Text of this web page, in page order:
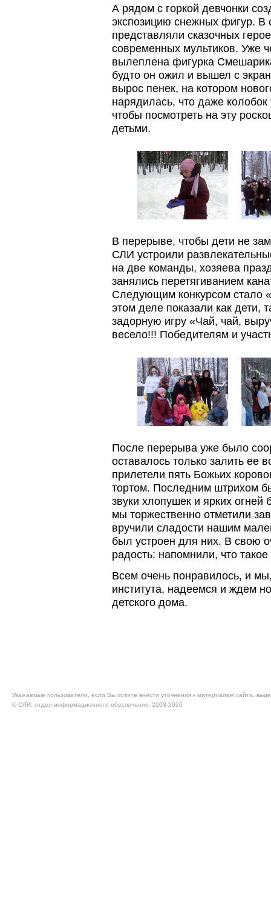
А рядом с горкой девчонки
экспозицию снежных фигур. В
представляли сказочных
современных мультиков. Уже
вылеплена фигурка
будто он ожил и вышел с
вырос пенек, на котором
нарядилась, что даже
чтобы посмотреть на эту
детьми.
В перерыве, чтобы дети не
СЛИ устроили
на две команды, хозяева
занялись перетягиванием
Следующим конкурсом стало
этом деле показали как дети,
задорную игру «Чай, чай,
весело!!! Победителям и
После перерыва уже было
оставалось только залить ее
прилетели пять Божьих
тортом. Последним штрихом
звуки хлопушек и ярких огней
мы торжественно отметили
вручили сладости нашим
был устроен для них. В свою
радость: напомнили, что такое
Всем очень понравилось, и
института, надеемся и ждем
детского дома.
Уважаемые пользователи, если Вы хотите внести уточнения к материалам сайта,
© CЛИ, отдел информационного обеспечения, 2003-2026